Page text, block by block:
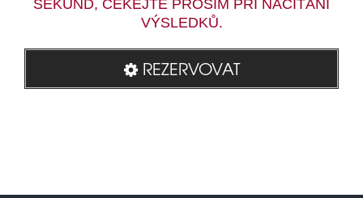
SEKUND, ČEKEJTE PROSÍM PŘI NAČÍTÁNÍ
VÝSLEDKŮ.
REZERVOVAT